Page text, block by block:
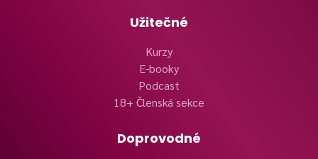
Užitečné
Kurzy
E-booky
Podcast
18+ Členská sekce
Doprovodné